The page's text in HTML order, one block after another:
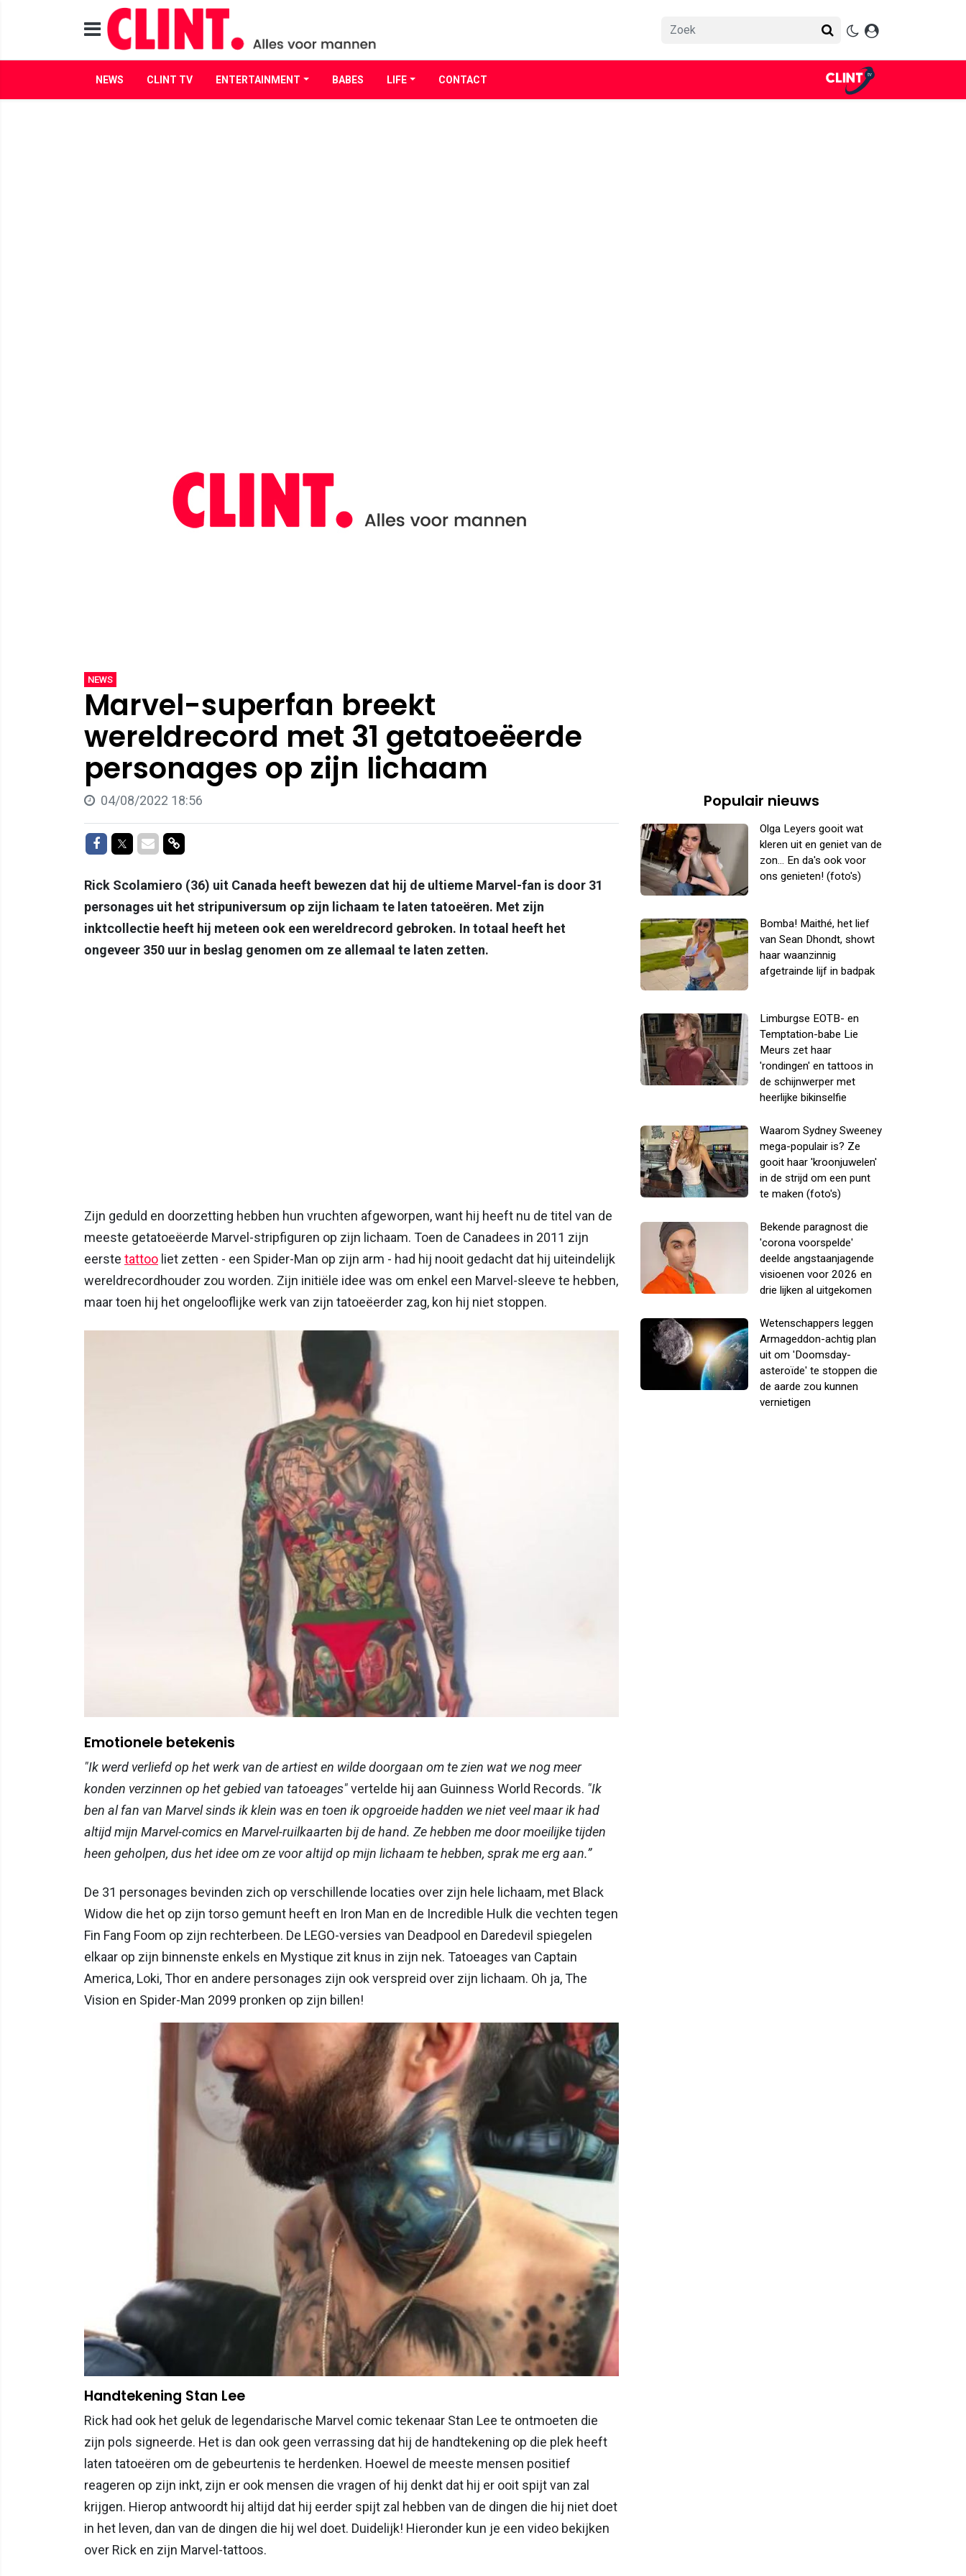
NEWS CLINT TV ENTERTAINMENT BABES LIFE CONTACT
NEWS
Marvel-superfan breekt
wereldrecord met 31 getatoeëerde
personages op zijn lichaam
04/08/2022 18:56
Delen op Facebook
Delen op Twitter
Delen via Mail
Delen via link
Rick Scolamiero (36) uit Canada heeft bewezen dat hij de ultieme Marvel-fan is door 31
personages uit het stripuniversum op zijn lichaam te laten tatoeëren. Met zijn
inktcollectie heeft hij meteen ook een wereldrecord gebroken. In totaal heeft het
ongeveer 350 uur in beslag genomen om ze allemaal te laten zetten.
Zijn geduld en doorzetting hebben hun vruchten afgeworpen, want hij heeft nu de titel van de
meeste getatoeëerde Marvel-stripfiguren op zijn lichaam. Toen de Canadees in 2011 zijn
eerste tattoo liet zetten - een Spider-Man op zijn arm - had hij nooit gedacht dat hij uiteindelijk
wereldrecordhouder zou worden. Zijn initiële idee was om enkel een Marvel-sleeve te hebben,
maar toen hij het ongelooflijke werk van zijn tatoeëerder zag, kon hij niet stoppen.
Emotionele betekenis
"Ik werd verliefd op het werk van de artiest en wilde doorgaan om te zien wat we nog meer
konden verzinnen op het gebied van tatoeages"vertelde hij aan Guinness World Records. "Ik
ben al fan van Marvel sinds ik klein was en toen ik opgroeide hadden we niet veel maar ik had
altijd mijn Marvel-comics en Marvel-ruilkaarten bij de hand. Ze hebben me door moeilijke tijden
heen geholpen, dus het idee om ze voor altijd op mijn lichaam te hebben, sprak me erg aan.”
De 31 personages bevinden zich op verschillende locaties over zijn hele lichaam, met Black
Widow die het op zijn torso gemunt heeft en Iron Man en de Incredible Hulk die vechten tegen
Fin Fang Foom op zijn rechterbeen. De LEGO-versies van Deadpool en Daredevil spiegelen
elkaar op zijn binnenste enkels en Mystique zit knus in zijn nek. Tatoeages van Captain
America, Loki, Thor en andere personages zijn ook verspreid over zijn lichaam. Oh ja, The
Vision en Spider-Man 2099 pronken op zijn billen!
Handtekening Stan Lee
Rick had ook het geluk de legendarische Marvel comic tekenaar Stan Lee te ontmoeten die
zijn pols signeerde. Het is dan ook geen verrassing dat hij de handtekening op die plek heeft
laten tatoeëren om de gebeurtenis te herdenken. Hoewel de meeste mensen positief
reageren op zijn inkt, zijn er ook mensen die vragen of hij denkt dat hij er ooit spijt van zal
krijgen. Hierop antwoordt hij altijd dat hij eerder spijt zal hebben van de dingen die hij niet doet
in het leven, dan van de dingen die hij wel doet. Duidelijk! Hieronder kun je een video bekijken
over Rick en zijn Marvel-tattoos.
Populair nieuws
Olga Leyers gooit wat
kleren uit en geniet van de
zon... En da's ook voor
ons genieten! (foto's)
Bomba! Maithé, het lief
van Sean Dhondt, showt
haar waanzinnig
afgetrainde lijf in badpak
Limburgse EOTB- en
Temptation-babe Lie
Meurs zet haar
'rondingen' en tattoos in
de schijnwerper met
heerlijke bikinselfie
Waarom Sydney Sweeney
mega-populair is? Ze
gooit haar 'kroonjuwelen'
in de strijd om een punt
te maken (foto's)
Bekende paragnost die
'corona voorspelde'
deelde angstaanjagende
visioenen voor 2026 en
drie lijken al uitgekomen
Wetenschappers leggen
Armageddon-achtig plan
uit om 'Doomsday-
asteroïde' te stoppen die
de aarde zou kunnen
vernietigen